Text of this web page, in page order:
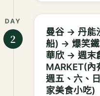
DAY
2
曼谷 → 丹能
船) → 爆笑
華欣 → 週末
MARKET(內
週五、六、
家美食小吃)